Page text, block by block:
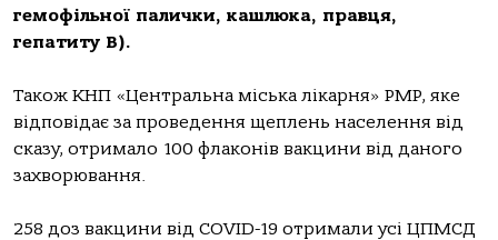
гемофільної палички, кашлюка, правця,
гепатиту В).
Також КНП «Центральна міська лікарня» РМР, яке
відповідає за проведення щеплень населення від
сказу, отримало 100 флаконів вакцини від даного
захворювання.
258 доз вакцини від COVID-19 отримали усі ЦПМСД